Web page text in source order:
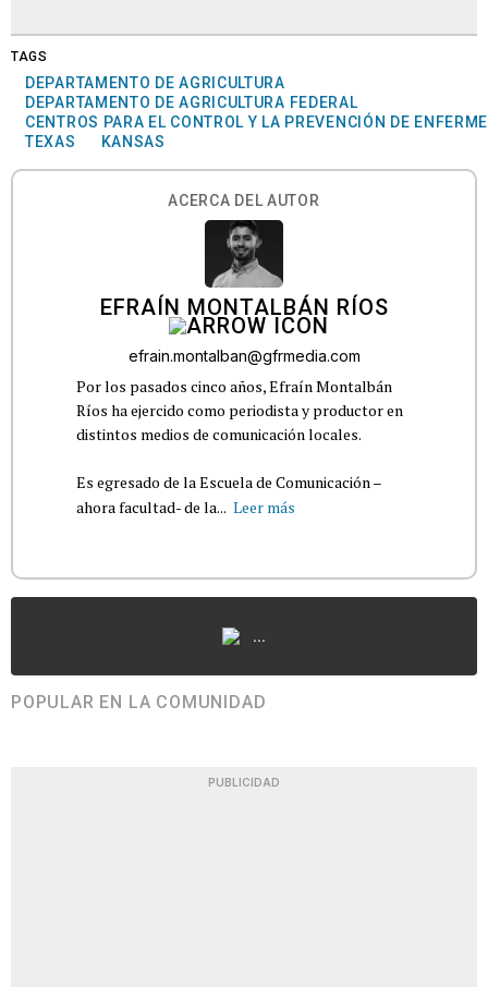
TAGS
DEPARTAMENTO DE AGRICULTURA
DEPARTAMENTO DE AGRICULTURA FEDERAL
CENTROS PARA EL CONTROL Y LA PREVENCIÓN DE
TEXAS
KANSAS
ACERCA DEL AUTOR
EFRAÍN MONTALBÁN RÍOS
efrain.montalban@gfrmedia.com
Por los pasados cinco años, Efraín Montalbán
Ríos ha ejercido como periodista y productor en
distintos medios de comunicación locales.
Es egresado de la Escuela de Comunicación –
ahora facultad- de la... Leer más
...
POPULAR EN LA COMUNIDAD
PUBLICIDAD